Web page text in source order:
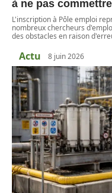
à ne pas
L'inscription à Pôle emploi
nombreux chercheurs
des obstacles en raison
Actu 8 juin 2026